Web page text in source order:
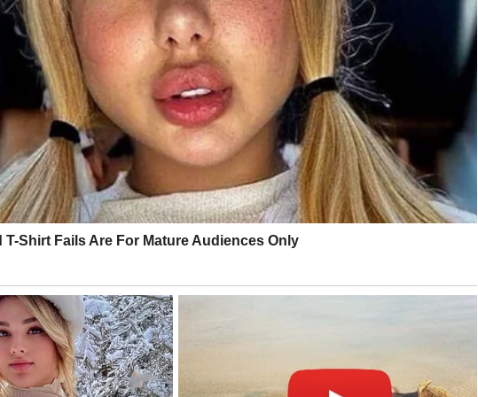
poruka koja greje. Za neke Rakove: pomirenje ili dogovor nakon
dobar za saradnju i sve što radiš kroz kontakt s ljudima. Neko te vidi i ceni
raduješ, ti lečiš i sebe i druge.”
Kuća
porodica, dom, sigurnost, unutrašnji mir. Danas je fokus na prostoru u
koje smatraš “svojima”. Možeš rešavati kućne obaveze, planirati promenu,
shvatiti šta ti zaista treba da bi se osećao/la sigurno. Lav danas ne traži
Ako si u vezi, želiš jasne planove. Ako si slobodan/na, privlači te
u sebi.
tema ulaganja u kuću, popravke, dogovori u porodici oko novca.
kuća mirna, srce ti postaje hrabrije.”